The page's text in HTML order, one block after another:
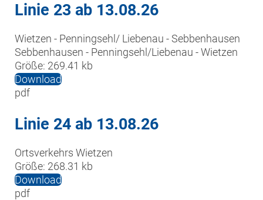
Linie 23 ab 13.08.26
Wietzen - Penningsehl/ Liebenau - Sebbenhausen
Sebbenhausen - Penningsehl/Liebenau - Wietzen
Größe: 269.41 kb
Download
pdf
Linie 24 ab 13.08.26
Ortsverkehrs Wietzen
Größe: 268.31 kb
Download
pdf